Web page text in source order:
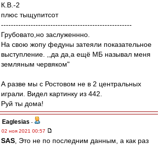
К.В.-2
плюс тыщупитсот
-----------------------------------------------------
Грубовато,но заслуженнно.
На свою жопу федуны затеяли показательное
выступление. ,,да да,а ещё МБ называл меня
земляным червяком"
А разве мы с Ростовом не в 2 центральных
играли. Видел картинку из 442.
Руй ты дома!
Eaglesias -
02 ноя 2021 00:57
SAS , Это не по последним данным, а как раз